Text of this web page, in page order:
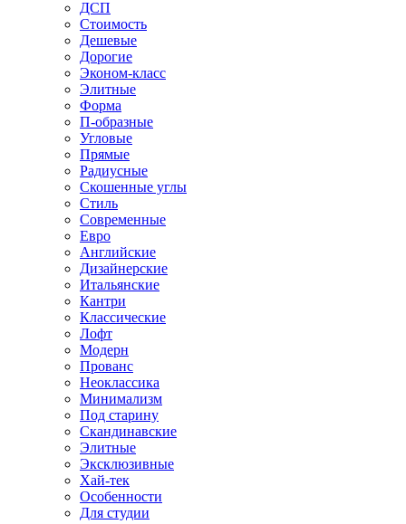
ДСП
Стоимость
Дешевые
Дорогие
Эконом-класс
Элитные
Форма
П-образные
Угловые
Прямые
Радиусные
Скошенные углы
Стиль
Современные
Евро
Английские
Дизайнерские
Итальянские
Кантри
Классические
Лофт
Модерн
Прованс
Неоклассика
Минимализм
Под старину
Скандинавские
Элитные
Эксклюзивные
Хай-тек
Особенности
Для студии